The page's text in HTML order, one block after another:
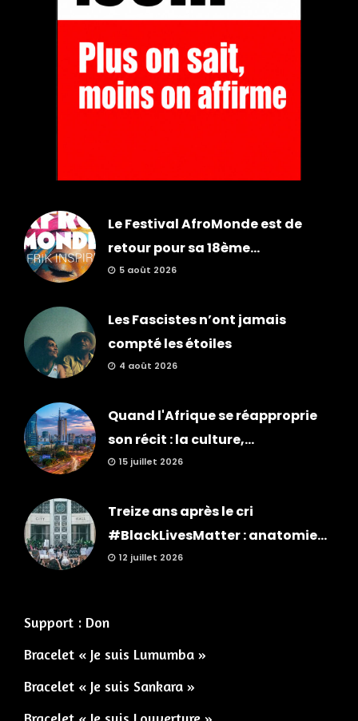
Le Festival AfroMonde est de
retour pour sa 18ème...
5 août 2026
Les Fascistes n’ont jamais
compté les étoiles
4 août 2026
Quand l'Afrique se réapproprie
son récit : la culture,...
15 juillet 2026
Treize ans après le cri
#BlackLivesMatter : anatomie...
12 juillet 2026
Support : Don
Bracelet « Je suis Lumumba »
Bracelet « Je suis Sankara »